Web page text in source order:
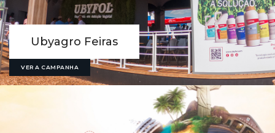
Ubyagro Feiras
VER A CAMPANHA